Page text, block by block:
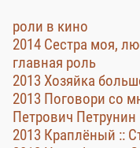
роли в кино
2014 Сестра моя,
главная роль
2013 Хозяйка
2013 Поговори со
Петрович Петрунин
2013 Краплёный ::